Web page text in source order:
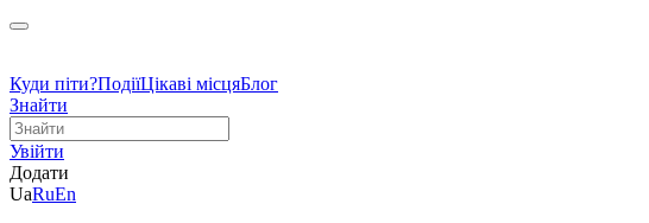
Куди піти?ПодіїЦікаві місцяБлог
Знайти
Увійти
Додати
UaRuEn